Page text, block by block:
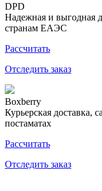
DPD
Надежная и выгодная
странам ЕАЭС
Рассчитать
Отследить заказ
Boxberry
Курьерская доставка,
постаматах
Рассчитать
Отследить заказ